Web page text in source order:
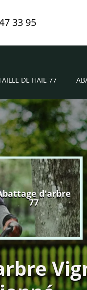
33 95
DE HAIE 77
d'arbre
77